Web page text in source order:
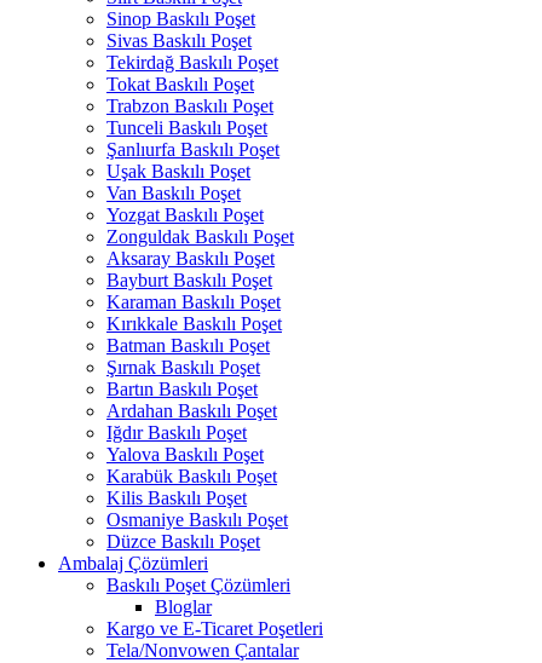
Sinop Baskılı Poşet
Sivas Baskılı Poşet
Tekirdağ Baskılı Poşet
Tokat Baskılı Poşet
Trabzon Baskılı Poşet
Tunceli Baskılı Poşet
Şanlıurfa Baskılı Poşet
Uşak Baskılı Poşet
Van Baskılı Poşet
Yozgat Baskılı Poşet
Zonguldak Baskılı Poşet
Aksaray Baskılı Poşet
Bayburt Baskılı Poşet
Karaman Baskılı Poşet
Kırıkkale Baskılı Poşet
Batman Baskılı Poşet
Şırnak Baskılı Poşet
Bartın Baskılı Poşet
Ardahan Baskılı Poşet
Iğdır Baskılı Poşet
Yalova Baskılı Poşet
Karabük Baskılı Poşet
Kilis Baskılı Poşet
Osmaniye Baskılı Poşet
Düzce Baskılı Poşet
Ambalaj Çözümleri
Baskılı Poşet Çözümleri
Bloglar
Kargo ve E-Ticaret Poşetleri
Tela/Nonvowen Çantalar